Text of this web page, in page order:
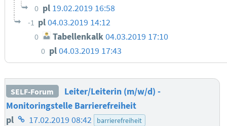
0 pl 19.02.2019 16:58
-1 pl04.03.2019 14:12
0 Tabellenkalk 04.03.2019 17:10
0 pl04.03.2019 17:43
SELF-Forum
Leiter/Leiterin (m/w/d) -
Monitoringstelle Barrierefreiheit
pl Homepage
17.02.2019 08:42 barrierefreiheit